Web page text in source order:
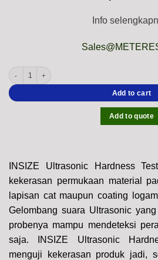
Info
INSIZE Ultrasonic Hardness Tester ISHU-330
Add to cart
Add to quote
INSIZE Ultrasonic Hardness
kekerasan permukaan material
lapisan cat maupun coating
Gelombang suara Ultrasonic
probenya mampu mendeteksi
saja. INSIZE Ultrasonic
menguji kekerasan produk jadi,